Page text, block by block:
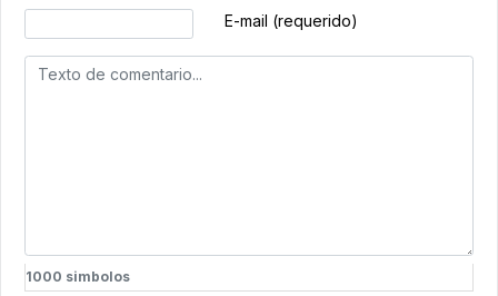
E-mail (requerido)
1000 simbolos